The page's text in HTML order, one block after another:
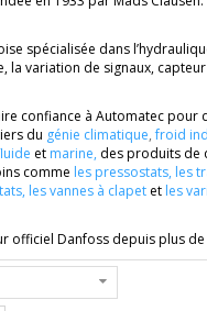
spécialisée dans
la variation de signaux,
confiance à Automatec pour
du génie climatique,froid
et marine, des produits de
comme les pressostats, les
, les vannes à clapet et les
officiel Danfoss depuis plus de